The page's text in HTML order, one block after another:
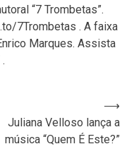
“7 Trombetas”.
7Trombetas . A faixa
Marques. Assista
Juliana Velloso lança a
música “Quem É Este?”
⟶